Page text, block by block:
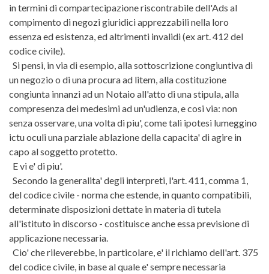
in termini di compartecipazione riscontrabile dell'Ads al
compimento di negozi giuridici apprezzabili nella loro
essenza ed esistenza, ed altrimenti invalidi (ex art. 412 del
codice civile).
Si pensi, in via di esempio, alla sottoscrizione congiuntiva di
un negozio o di una procura ad litem, alla costituzione
congiunta innanzi ad un Notaio all'atto di una stipula, alla
compresenza dei medesimi ad un'udienza, e cosi via: non
senza osservare, una volta di piu', come tali ipotesi lumeggino
ictu oculi una parziale ablazione della capacita' di agire in
capo al soggetto protetto.
E vi e' di piu'.
Secondo la generalita' degli interpreti, l'art. 411, comma 1,
del codice civile - norma che estende, in quanto compatibili,
determinate disposizioni dettate in materia di tutela
all'istituto in discorso - costituisce anche essa previsione di
applicazione necessaria.
Cio' che rileverebbe, in particolare, e' il richiamo dell'art. 375
del codice civile, in base al quale e' sempre necessaria